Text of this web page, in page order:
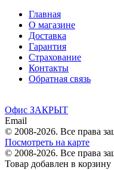
Главная
О магазине
Доставка
Гарантия
Страхование
Контакты
Обратная связь
Офис ЗАКРЫТ
Email
© 2008-2026. Все права
Посмотреть на карте
© 2008-2026. Все права
Товар добавлен в корзину